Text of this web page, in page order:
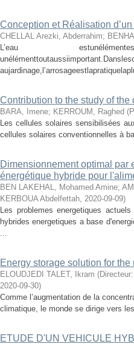
Conception et Réalisation
CHELLAL Arezki, Abderrahim;
L’eau
Contribution to the study of
BARA, Imene; KERROUM, Raghed (
Les cellules solaires sensibilisées
cellules solaires conventionnelles à
Dimensionnement optimal par
énergétique hybride pour
BEN LAKEHAL, Mohamed Amine;
KERBOUA Abdelfettah, 2020-09-09)
Les problemes energetiques
hybrides energetiques a base
...
Energy storage solution for
ELOUDJEDI TALET, Ikram (
2020-09-30)
Comme l’augmentation de la
climatique, le monde se dirige vers
ETUDE D'UN VEHICULE